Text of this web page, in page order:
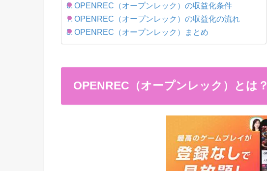
OPENREC（オープンレック）の収益化条件
OPENREC（オープンレック）の収益化の流れ
OPENREC（オープンレック）まとめ
OPENREC（オープンレック）とは？